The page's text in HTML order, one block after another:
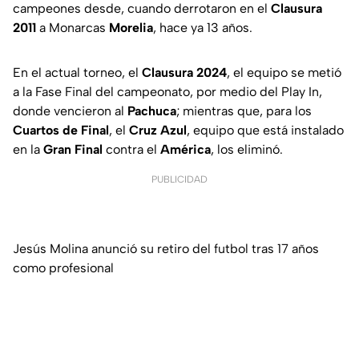
campeones desde, cuando derrotaron en el Clausura
2011 a Monarcas Morelia, hace ya 13 años.
En el actual torneo, el Clausura 2024, el equipo se metió
a la Fase Final del campeonato, por medio del Play In,
donde vencieron al Pachuca; mientras que, para los
Cuartos de Final, el Cruz Azul, equipo que está instalado
en la Gran Final contra el América, los eliminó.
PUBLICIDAD
Jesús Molina anunció su retiro del futbol tras 17 años
como profesional